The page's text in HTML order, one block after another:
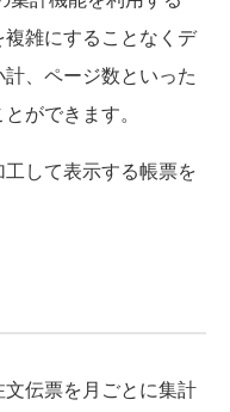
雑にすることなくデ
、ページ数といった
ができます。
して表示する帳票を
伝票を月ごとに集計